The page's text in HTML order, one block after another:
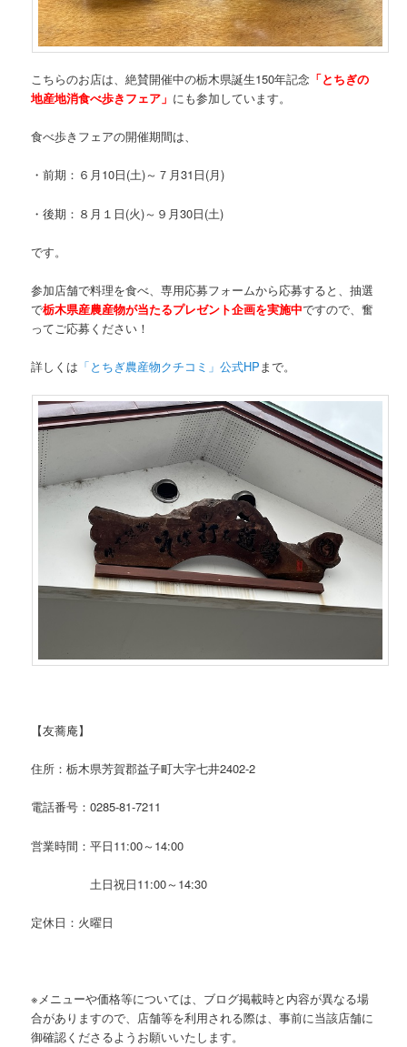
こちらのお店は、絶賛開催中の栃木県誕生150年記念 「とちぎの
地産地消食べ歩きフェア」 にも参加しています。
食べ歩きフェアの開催期間は、
・前期：６月10日(土)～７月31日(月)
・後期：８月１日(火)～９月30日(土)
です。
参加店舗で料理を食べ、専用応募フォームから応募すると、抽選
で栃木県産農産物が当たるプレゼント企画を実施中ですので、奮
ってご応募ください！
詳しくは 「とちぎ農産物クチコミ」公式HPまで。
【友蕎庵】
住所：栃木県芳賀郡益子町大字七井2402-2
電話番号：0285-81-7211
営業時間：平日11:00～14:00
土日祝日11:00～14:30
定休日：火曜日
※メニューや価格等については、ブログ掲載時と内容が異なる場
合がありますので、店舗等を利用される際は、事前に当該店舗に
御確認くださるようお願いいたします。